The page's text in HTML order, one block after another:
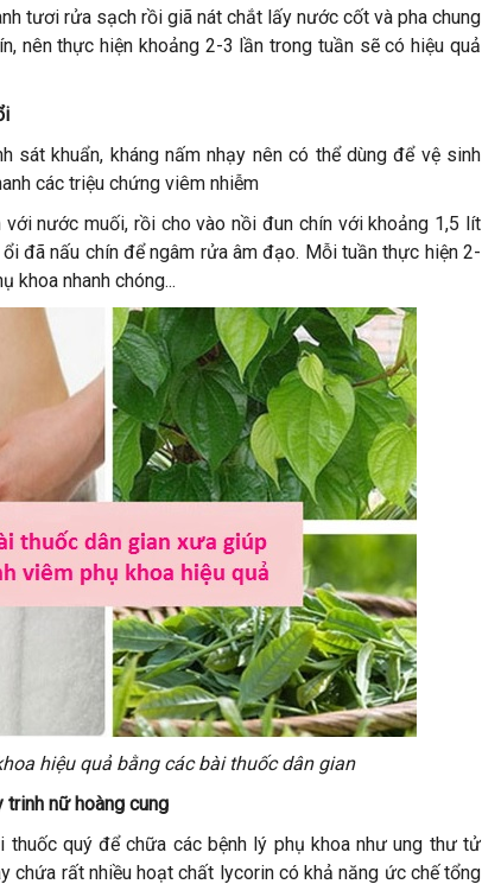
tươi rửa sạch rồi giã nát chắt lấy nước cốt và pha chung
nên thực hiện khoảng 2-3 lần trong tuần sẽ có hiệu quả
sát khuẩn, kháng nấm nhạy nên có thể dùng để vệ sinh
các triệu chứng viêm nhiễm
nước muối, rồi cho vào nồi đun chín với khoảng 1,5 lít
đã nấu chín để ngâm rửa âm đạo. Mỗi tuần thực hiện 2-
khoa nhanh chóng...
hiệu quả bằng các bài thuốc dân gian
nữ hoàng cung
quý để chữa các bệnh lý phụ khoa như ung thư tử
chứa rất nhiều hoạt chất lycorin có khả năng ức chế tổng